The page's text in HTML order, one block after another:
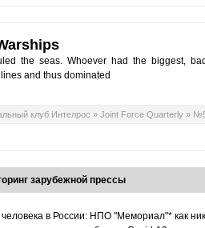
the seas. Whoever had the biggest,
and thus dominated
клуб Интелрос » Joint Force Quarterly »
зарубежной прессы
в России: НПО "Мемориал"* как